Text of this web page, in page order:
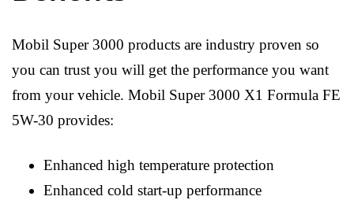
Mobil Super 3000 products are industry proven so
you can trust you will get the performance you want
from your vehicle. Mobil Super 3000 X1 Formula FE
5W-30 provides:
Enhanced high temperature protection
Enhanced cold start-up performance